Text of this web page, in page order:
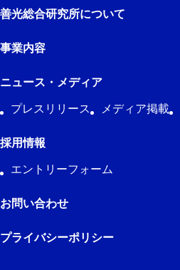
善光総合研究所について
事業内容
ニュース・メディア
プレスリリース メディア掲載
採用情報
エントリーフォーム
お問い合わせ
プライバシーポリシー